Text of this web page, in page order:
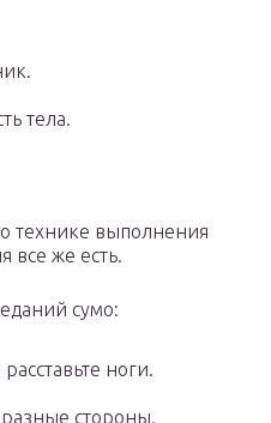
тела.
технике выполнения
все же есть.
сумо:
ноги.
стороны.